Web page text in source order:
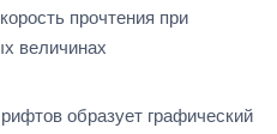
прочтения при
величинах
образует графический